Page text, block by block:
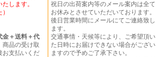
します。
金＋送料＋代
商品の受け取
お支払いくだ
祝日の出荷案内等のメール案内は全て
お休みとさせていただいております。
後日営業時間にメールにてご連絡致し
ます。
交通事情・天候等により、ご希望頂い
た日時にお届けできない場合がござい
ますので予めご了承下さい。